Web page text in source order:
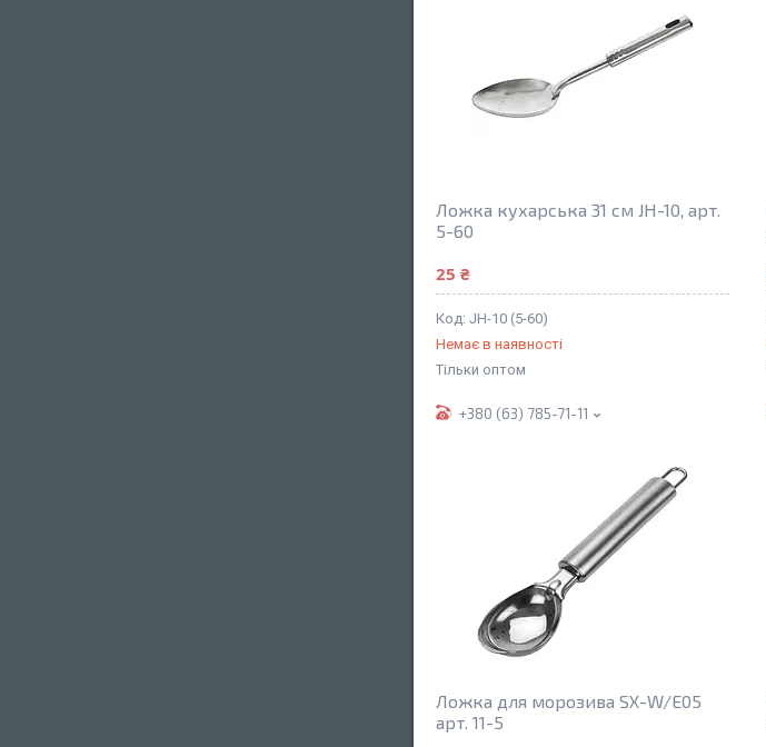
Ложка кухарська 31 см JH-10, арт.
5-60
25 ₴
JH-10 (5-60)
Немає в наявності
Тільки оптом
+380 (63) 785-71-11
Ложка для морозива SX-W/E05
арт. 11-5